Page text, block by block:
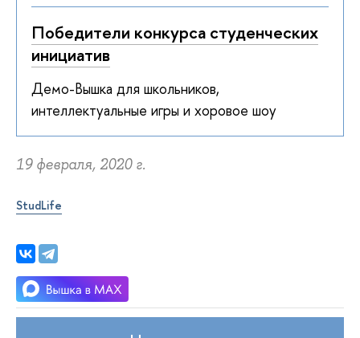
Победители конкурса студенческих
инициатив
Демо-Вышка для школьников,
интеллектуальные игры и хоровое шоу
19 февраля, 2020 г.
StudLife